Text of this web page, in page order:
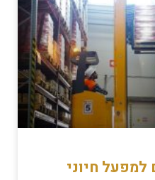
למפעל חיוני